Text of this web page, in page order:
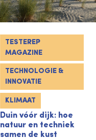
TESTEREP
MAGAZINE
TECHNOLOGIE &
INNOVATIE
KLIMAAT
Duin vóór dijk: hoe
natuur en techniek
samen de kust